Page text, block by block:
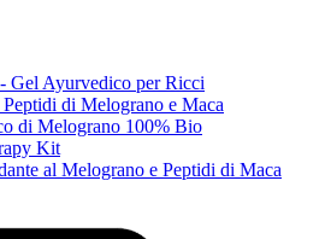
Gel Ayurvedico per Ricci
Peptidi di Melograno e Maca
di Melograno 100% Bio
Kit
al Melograno e Peptidi di Maca